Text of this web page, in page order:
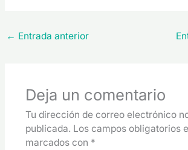
← Entrada anterior
Deja un comentario
Tu dirección de correo electrónico
publicada. Los campos obligatorios
marcados con *